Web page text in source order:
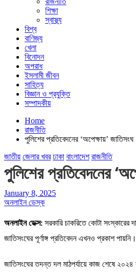
শিক্ষা
স্বাস্থ্য
বিশ্ব
বাণিজ্য
খেলা
বিনোদন
অপরাধ
ইসলামী জীবন
সাহিত্য
বিজ্ঞান ও প্রযুক্তি
সম্পাদকীয়
Home
রাজনীতি
পুলিশের প্রতিবেদনের ‘অপেক্ষায়’ জাতিসংঘ
জাতীয় জেলার খবর ঢাকা বাংলাদেশ রাজনীতি
পুলিশের প্রতিবেদনের
January 8, 2025
অনলাইন ডেস্ক
অনলাইন ডেক্স: সরকারি চাকরিতে কোটা
জাতিসংঘের পূর্ণাঙ্গ প্রতিবেদন এখনও প্রকাশ পায়নি।
জাতিসংঘের তদন্ত দল মাঠপর্যায়ে কাজ শেষে ২০২৪